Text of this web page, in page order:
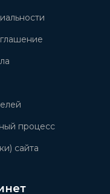
процесс
сайта